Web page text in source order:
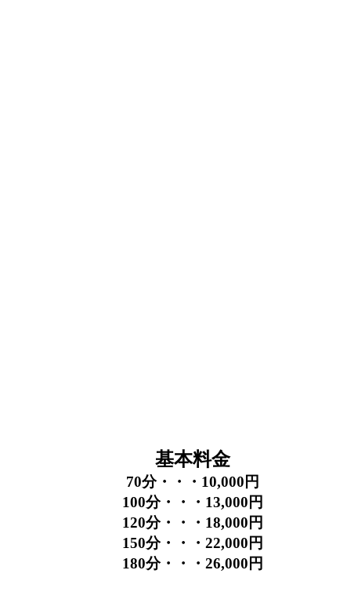
基本料金
70分・・・10,000円
100分・・・13,000円
120分・・・18,000円
150分・・・22,000円
180分・・・26,000円